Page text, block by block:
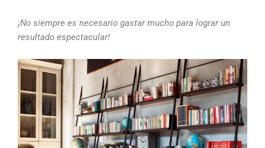
¡No siempre es necesario gastar mucho para lograr un
resultado espectacular!